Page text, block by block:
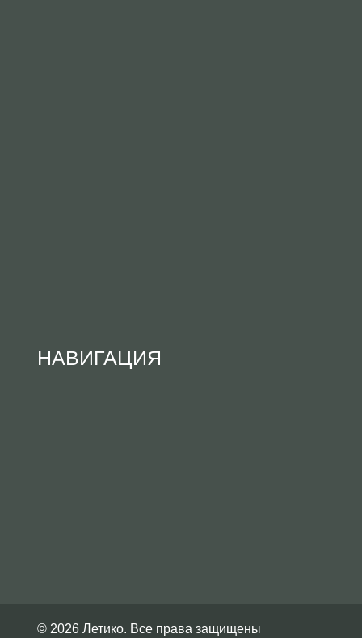
НАВИГАЦИЯ
© 2026 Летико. Все права защищены